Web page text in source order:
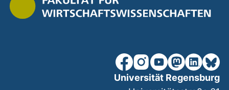
unsere Facebook-Seite
unsere Instagram-
unsere YouTube-
unsereunsere
Universität Regensburg